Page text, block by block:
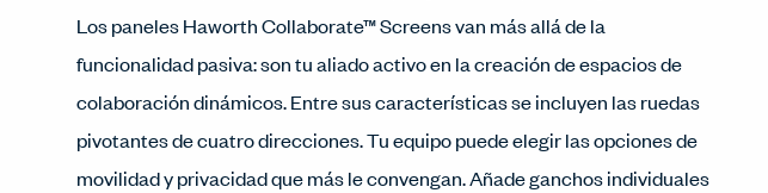
Los paneles Haworth Collaborate™ Screens van más allá de la
funcionalidad pasiva: son tu aliado activo en la creación de espacios de
colaboración dinámicos. Entre sus características se incluyen las ruedas
pivotantes de cuatro direcciones. Tu equipo puede elegir las opciones de
movilidad y privacidad que más le convengan. Añade ganchos individuales